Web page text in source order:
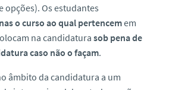
opções). Os estudantes
o curso ao qual pertencemem
na candidatura sob pena de
caso não o façam.
âmbito da candidatura a um